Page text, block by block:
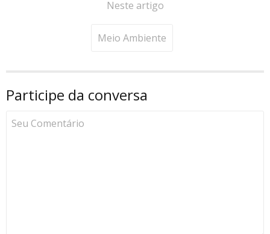
Neste artigo
Meio Ambiente
Participe da conversa